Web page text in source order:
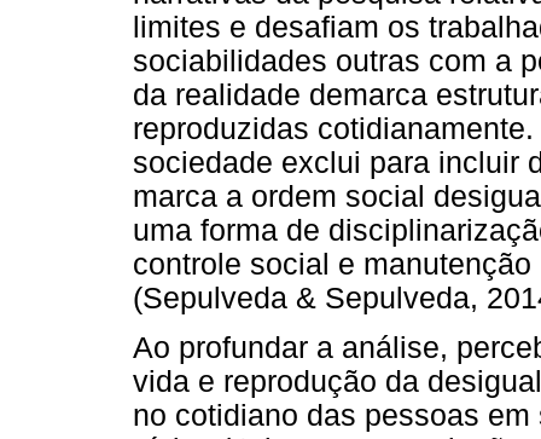
limites e desafiam os
sociabilidades outras com a
da realidade demarca
reproduzidas
sociedade exclui para incluir
marca a ordem social
uma forma de
controle social e
(Sepulveda & Sepulveda,
Ao profundar a análise,
vida e reprodução da
no cotidiano das pessoas